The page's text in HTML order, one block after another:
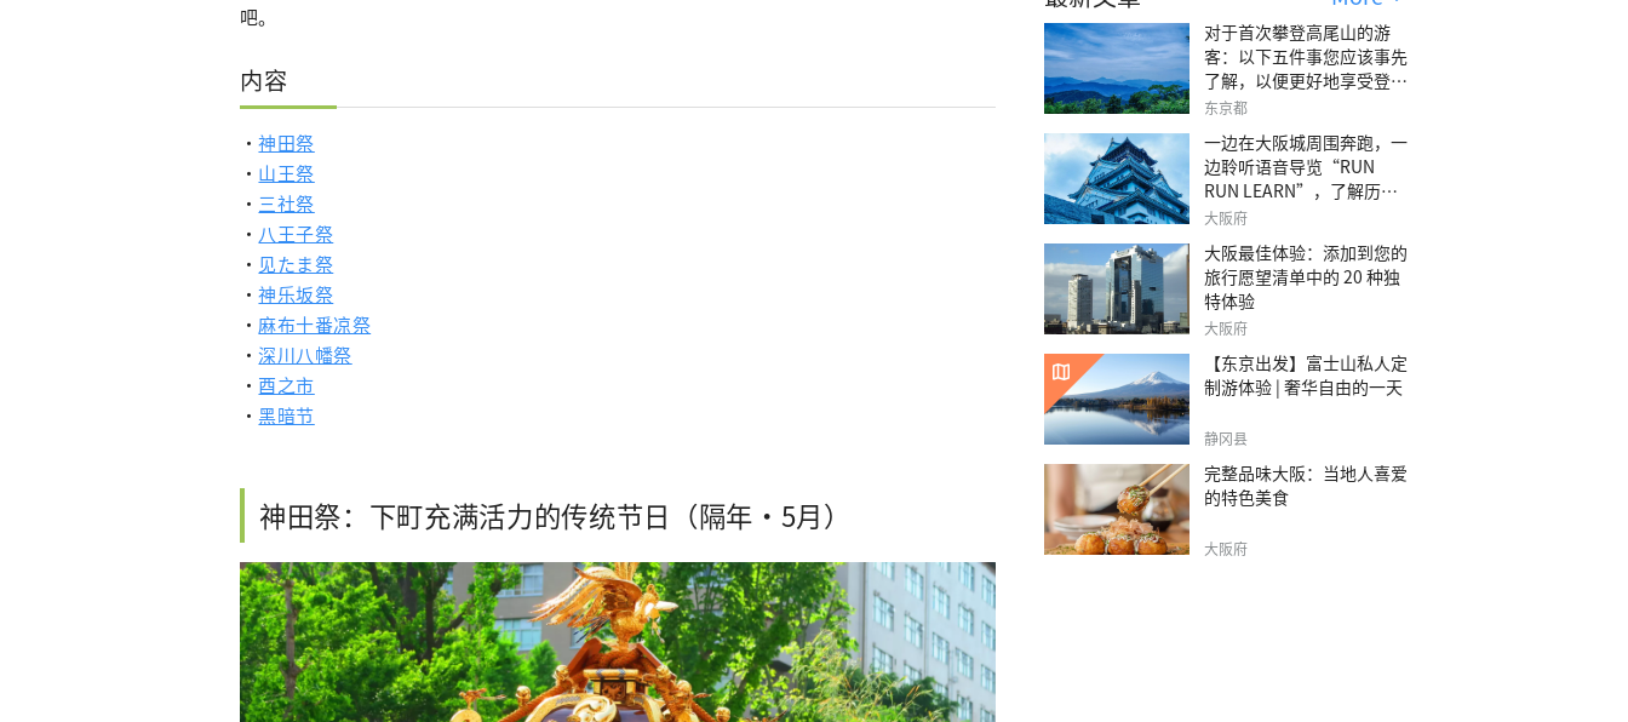
吧。
内容
・神田祭
・ 山王祭
・ 三社祭
・ 八王子祭
・ 见たま祭
・神乐坂祭
・ 麻布十番凉祭
・深川八幡祭
・ 酉之市
・黑暗节
神田祭：下町充满活力的传统节日（隔年・5月）
对于首次攀登高尾山的游
客：以下五件事您应该事先
了解，以便更好地享受登山
之旅。
东京都
一边在大阪城周围奔跑，一
边聆听语音导览“RUN
RUN LEARN”，了解历
史。
大阪府
大阪最佳体验：添加到您的
旅行愿望清单中的 20 种独
特体验
大阪府
【东京出发】富士山私人定
制游体验 | 奢华自由的一天
静冈县
完整品味大阪：当地人喜爱
的特色美食
大阪府